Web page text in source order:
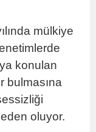
mülkiye
konulan
bulmasına
oluyor.